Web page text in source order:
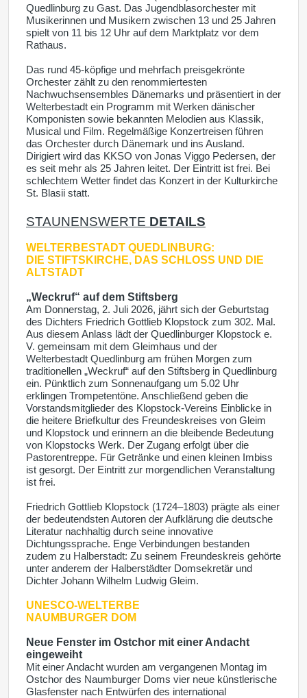
Quedlinburg zu Gast. Das Jugendblasorchester mit
Musikerinnen und Musikern zwischen 13 und 25 Jahren
spielt von 11 bis 12 Uhr auf dem Marktplatz vor dem
Rathaus.
Das rund 45-köpfige und mehrfach preisgekrönte
Orchester zählt zu den renommiertesten
Nachwuchsensembles Dänemarks und präsentiert in der
Welterbestadt ein Programm mit Werken dänischer
Komponisten sowie bekannten Melodien aus Klassik,
Musical und Film. Regelmäßige Konzertreisen führen
das Orchester durch Dänemark und ins Ausland.
Dirigiert wird das KKSO von Jonas Viggo Pedersen, der
es seit mehr als 25 Jahren leitet. Der Eintritt ist frei. Bei
schlechtem Wetter findet das Konzert in der Kulturkirche
St. Blasii statt.
STAUNENSWERTE DETAILS
WELTERBESTADT QUEDLINBURG:
DIE STIFTSKIRCHE, DAS SCHLOSS UND DIE
ALTSTADT
„Weckruf“ auf dem Stiftsberg
Am Donnerstag, 2. Juli 2026, jährt sich der Geburtstag
des Dichters Friedrich Gottlieb Klopstock zum 302. Mal.
Aus diesem Anlass lädt der Quedlinburger Klopstock e.
V. gemeinsam mit dem Gleimhaus und der
Welterbestadt Quedlinburg am frühen Morgen zum
traditionellen „Weckruf“ auf den Stiftsberg in Quedlinburg
ein. Pünktlich zum Sonnenaufgang um 5.02 Uhr
erklingen Trompetentöne. Anschließend geben die
Vorstandsmitglieder des Klopstock-Vereins Einblicke in
die heitere Briefkultur des Freundeskreises von Gleim
und Klopstock und erinnern an die bleibende Bedeutung
von Klopstocks Werk. Der Zugang erfolgt über die
Pastorentreppe. Für Getränke und einen kleinen Imbiss
ist gesorgt. Der Eintritt zur morgendlichen Veranstaltung
ist frei.
Friedrich Gottlieb Klopstock (1724–1803) prägte als einer
der bedeutendsten Autoren der Aufklärung die deutsche
Literatur nachhaltig durch seine innovative
Dichtungssprache. Enge Verbindungen bestanden
zudem zu Halberstadt: Zu seinem Freundeskreis gehörte
unter anderem der Halberstädter Domsekretär und
Dichter Johann Wilhelm Ludwig Gleim.
UNESCO-WELTERBE
NAUMBURGER DOM
Neue Fenster im Ostchor mit einer Andacht
eingeweiht
Mit einer Andacht wurden am vergangenen Montag im
Ostchor des Naumburger Doms vier neue künstlerische
Glasfenster nach Entwürfen des international